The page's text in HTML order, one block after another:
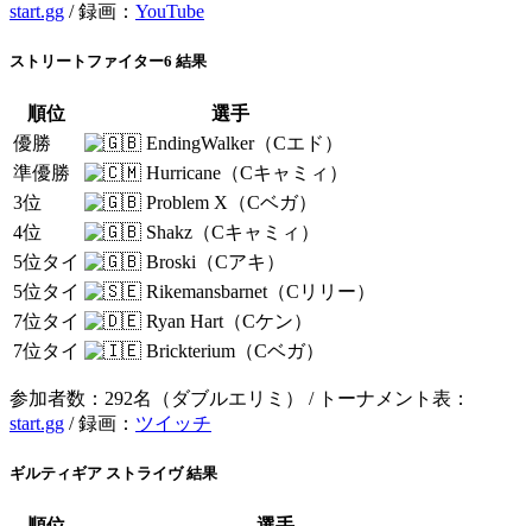
start.gg / 録画： YouTube
ストリートファイター6 結果
順位
選手
優勝
EndingWalker（Cエド）
準優勝
Hurricane（Cキャミィ）
3位
Problem X（Cベガ）
4位
Shakz（Cキャミィ）
5位タイ
Broski（Cアキ）
5位タイ
Rikemansbarnet（Cリリー）
7位タイ
Ryan Hart（Cケン）
7位タイ
Brickterium（Cベガ）
参加者数：292名（ダブルエリミ） / トーナメント表：
start.gg / 録画： ツイッチ
ギルティギア ストライヴ 結果